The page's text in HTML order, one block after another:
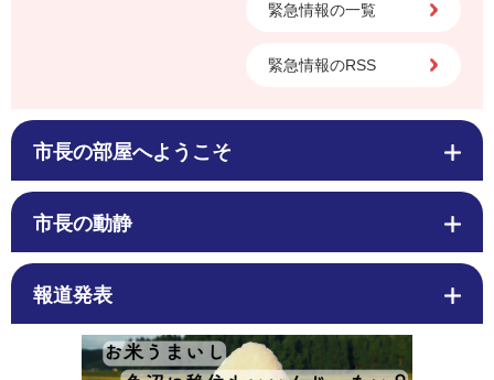
緊急情報の一覧
緊急情報のRSS
市長の部屋へようこそ
市長の動静
報道発表